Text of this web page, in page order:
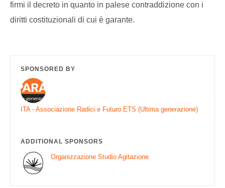
firmi il decreto in quanto in palese contraddizione con i
diritti costituzionali di cui è garante.
SPONSORED BY
ITA - Associazione Radici e Futuro ETS (Ultima generazione)
ADDITIONAL SPONSORS
Organizzazione Studio Agitazione